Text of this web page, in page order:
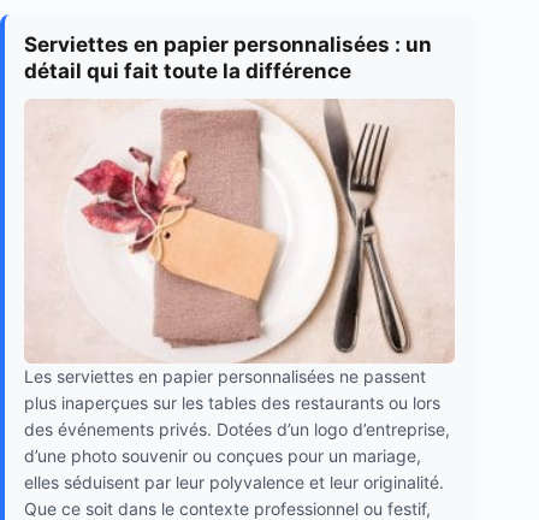
Serviettes en papier personnalisées : un
détail qui fait toute la différence
Les serviettes en papier personnalisées ne passent
plus inaperçues sur les tables des restaurants ou lors
des événements privés. Dotées d’un logo d’entreprise,
d’une photo souvenir ou conçues pour un mariage,
elles séduisent par leur polyvalence et leur originalité.
Que ce soit dans le contexte professionnel ou festif,